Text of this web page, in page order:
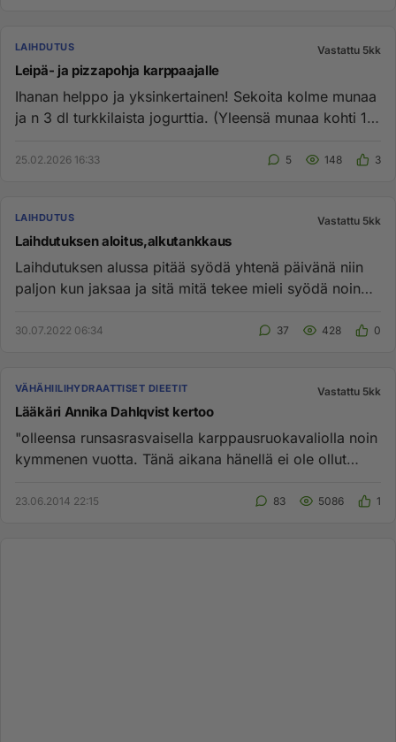
LAIHDUTUS Vastattu 5kk
Leipä- ja pizzapohja karppaajalle
Ihanan helppo ja yksinkertainen! Sekoita kolme munaa
ja n 3 dl turkkilaista jogurttia. (Yleensä munaa kohti 1
25.02.2026 16:33 5 148 3
LAIHDUTUS Vastattu 5kk
Laihdutuksen aloitus,alkutankkaus
Laihdutuksen alussa pitää syödä yhtenä päivänä niin
paljon kun jaksaa ja sitä mitä tekee mieli syödä noin
30.07.2022 06:34 37 428 0
VÄHÄHIILIHYDRAATTISET DIEETIT Vastattu 5kk
Lääkäri Annika Dahlqvist kertoo
"olleensa runsasrasvaisella karppausruokavaliolla noin
kymmenen vuotta. Tänä aikana hänellä ei ole ollut
23.06.2014 22:15 83 5086 1